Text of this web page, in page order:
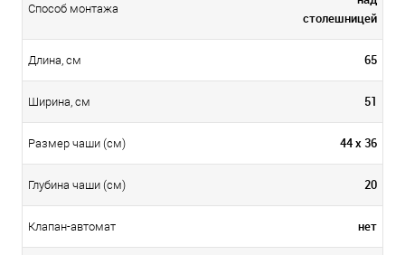
Способ монтажа
столешницей
Длина, см 65
Ширина, см 51
Размер чаши (см) 44 х 36
Глубина чаши (см) 20
Клапан-автомат нет